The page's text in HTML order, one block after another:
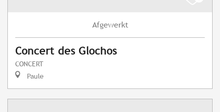
Afgewerkt
Concert des Glochos
CONCERT
Paule